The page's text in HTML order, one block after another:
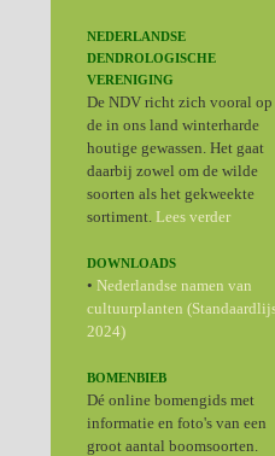
NEDERLANDSE
DENDROLOGISCHE
VERENIGING
De NDV richt zich vooral op
de in ons land winterharde
houtige gewassen. Het gaat
daarbij zowel om de wilde
soorten als het gekweekte
sortiment. Lees verder
DOWNLOADS
• Nederlandse namen van
cultuurplanten
2024)
BOMENBIEB
Dé online bomengids met
informatie en foto's van een
groot aantal boomsoorten.